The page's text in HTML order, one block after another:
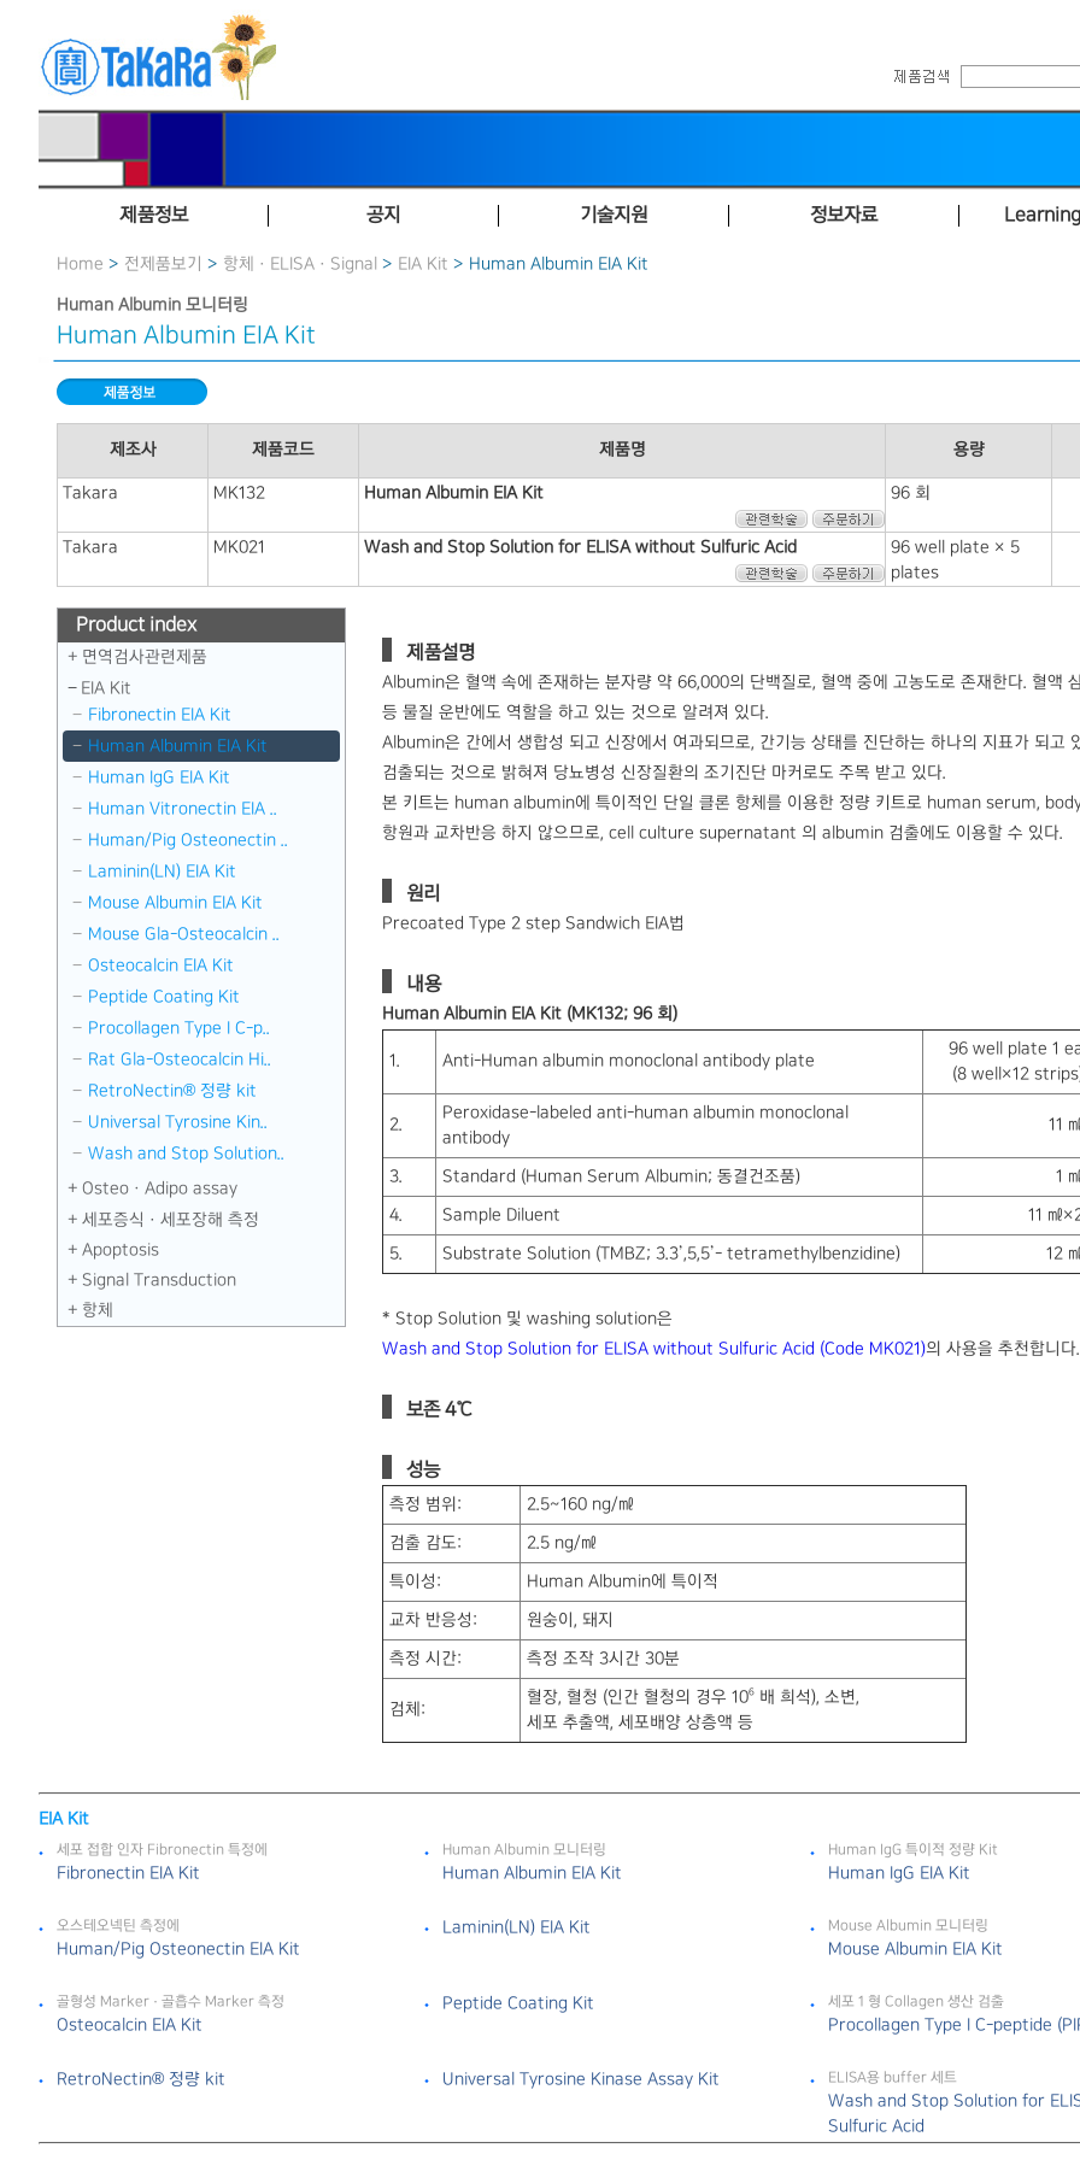
제품정보 공지 기술지원 정보자료
Home > 전제품보기 > 항체 · ELISA · Signal > EIA Kit > Human Albumin EIA Kit
Human Albumin 모니터링
Human Albumin EIA Kit
제조사 제품코드 제품명 용량
Takara MK132 Human Albumin EIA Kit 96 회
Takara MK021 Wash and Stop Solution for ELISA without Sulfuric Acid
96 well plate × 5
plates
Product index
면역검사관련제품
EIA Kit
Fibronectin EIA Kit
Human Albumin EIA Kit
Human IgG EIA Kit
Human Vitronectin EIA ..
Human/Pig Osteonectin ..
Laminin(LN) EIA Kit
Mouse Albumin EIA Kit
Mouse Gla-Osteocalcin ..
Osteocalcin EIA Kit
Peptide Coating Kit
Procollagen Type I C-p..
Rat Gla-Osteocalcin Hi..
RetroNectin® 정량 kit
Universal Tyrosine Kin..
Wash and Stop Solution..
OsteoㆍAdipo assay
세포증식 · 세포장해 측정
Apoptosis
Signal Transduction
항체
제품설명
Albumin은 혈액 속에 존재하는 분자량 약 66,000의 단백질로, 혈액 중에 고농도로 존재한다. 혈액
등 물질 운반에도 역할을 하고 있는 것으로 알려져 있다.
Albumin은 간에서 생합성 되고 신장에서 여과되므로, 간기능 상태를 진단하는 하나의 지표가 되고
검출되는 것으로 밝혀져 당뇨병성 신장질환의 조기진단 마커로도 주목 받고 있다.
본 키트는 human albumin에 특이적인 단일 클론 항체를 이용한 정량 키트로 human serum,
항원과 교차반응 하지 않으므로, cell culture supernatant 의 albumin 검출에도 이용할 수 있다.
원리
Precoated Type 2 step Sandwich EIA법
내용
Human Albumin EIA Kit (MK132; 96 회)
1. Anti-Human albumin monoclonal antibody plate
96 well plate 1
(8 well×12
2.
Peroxidase-labeled anti-human albumin monoclonal
antibody
11
3. Standard (Human Serum Albumin; 동결건조품)
1
4.
Sample Diluent
11 ㎖
5.
Substrate Solution (TMBZ; 3.3’,5,5’- tetramethylbenzidine) 12
* Stop Solution 및 washing solution은
Wash and Stop Solution for ELISA without Sulfuric Acid (Code MK021)의 사용을 추천합니다.
보존 4℃
성능
측정 범위:
2.5~160 ng/㎖
검출 감도:
2.5 ng/㎖
특이성:
Human Albumin에 특이적
교차 반응성:
원숭이, 돼지
측정 시간:
측정 조작 3시간 30분
검체:
혈장, 혈청 (인간 혈청의 경우 106 배 희석), 소변,
세포 추출액, 세포배양 상층액 등
EIA Kit
세포 접합 인자 Fibronectin 특정에
Fibronectin EIA Kit
Human Albumin 모니터링
Human Albumin EIA Kit
Human IgG 특이적 정량 Kit
Human IgG EIA Kit
오스테오넥틴 측정에
Human/Pig Osteonectin EIA Kit
Laminin(LN) EIA Kit Mouse Albumin 모니터링
Mouse Albumin EIA Kit
골형성 Marker · 골흡수 Marker 측정
Osteocalcin EIA Kit
Peptide Coating Kit 세포 1 형 Collagen 생산 검출
Procollagen Type I C-peptide
RetroNectin® 정량 kit Universal Tyrosine Kinase Assay Kit ELISA용 buffer 세트
Wash and Stop Solution for
Sulfuric Acid